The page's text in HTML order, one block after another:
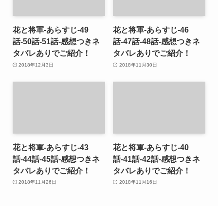
花と将軍-あらすじ-49
話-50話-51話-感想つきネ
タバレありでご紹介！
2018年12月3日
花と将軍-あらすじ-46
話-47話-48話-感想つきネ
タバレありでご紹介！
2018年11月30日
花と将軍-あらすじ-43
話-44話-45話-感想つきネ
タバレありでご紹介！
2018年11月26日
花と将軍-あらすじ-40
話-41話-42話-感想つきネ
タバレありでご紹介！
2018年11月16日